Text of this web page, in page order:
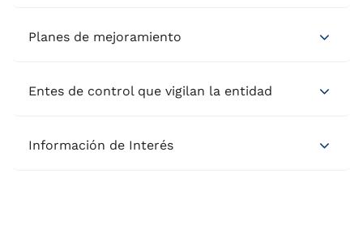
Planes de mejoramiento
Entes de control que vigilan la entidad
Información de Interés